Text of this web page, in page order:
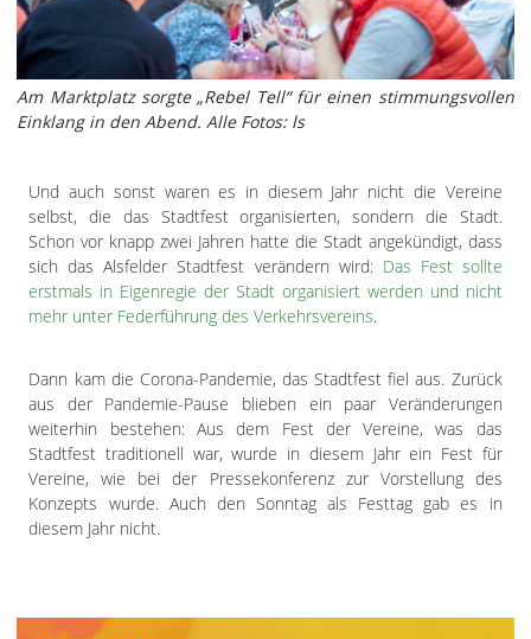
Am Marktplatz sorgte „Rebel Tell“ für einen stimmungsvollen
Einklang in den Abend. Alle Fotos: ls
Und auch sonst waren es in diesem Jahr nicht die Vereine
selbst, die das Stadtfest organisierten, sondern die Stadt.
Schon vor knapp zwei Jahren hatte die Stadt angekündigt, dass
sich das Alsfelder Stadtfest verändern wird: Das Fest sollte
erstmals in Eigenregie der Stadt organisiert werden und nicht
mehr unter Federführung des Verkehrsvereins.
Dann kam die Corona-Pandemie, das Stadtfest fiel aus. Zurück
aus der Pandemie-Pause blieben ein paar Veränderungen
weiterhin bestehen: Aus dem Fest der Vereine, was das
Stadtfest traditionell war, wurde in diesem Jahr ein Fest für
Vereine, wie bei der Pressekonferenz zur Vorstellung des
Konzepts wurde. Auch den Sonntag als Festtag gab es in
diesem Jahr nicht.